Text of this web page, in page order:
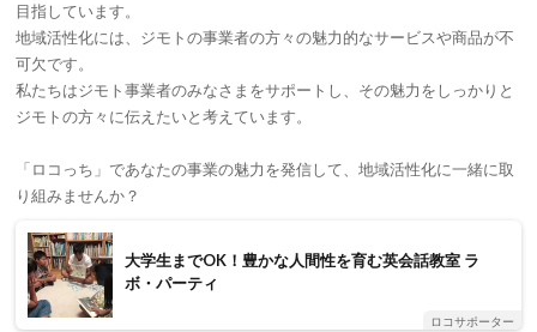
目指しています。
地域活性化には、ジモトの事業者の方々の魅力的なサービスや商品が不
可欠です。
私たちはジモト事業者のみなさまをサポートし、その魅力をしっかりと
ジモトの方々に伝えたいと考えています。
「ロコっち」であなたの事業の魅力を発信して、地域活性化に一緒に取
り組みませんか？
大学生までOK！豊かな人間性を育む英会話教室 ラ
ボ・パーティ
ロコサポーター